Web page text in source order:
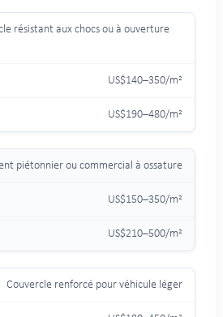
résistant aux chocs ou à ouverture
US$140–350/m²
US$190–480/m²
piétonnier ou commercial à ossature
US$150–350/m²
US$210–500/m²
Couvercle renforcé pour véhicule léger